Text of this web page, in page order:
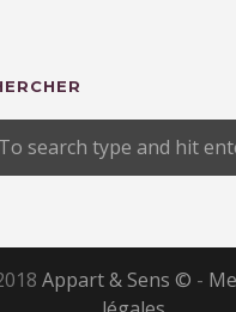
Appart & Sens © -